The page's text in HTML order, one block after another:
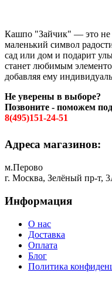
Кашпо "Зайчик" — это не
маленький символ
сад или дом и подарит
станет любимым
добавляя ему
Не уверены в выборе?
Позвоните - поможем
8(495)151-24-51
Адреса магазинов:
м.Перово
г. Москва, Зелёный пр-
Информация
О нас
Доставка
Оплата
Блог
Политика